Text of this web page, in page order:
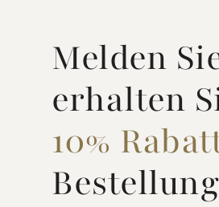
Melden
erhalten
10%
Bestellung